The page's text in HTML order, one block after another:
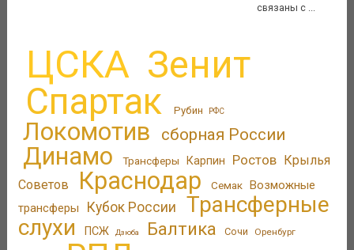
связаны с ...
ЦСКА Зенит
Спартак Рубин РФС
Локомотив сборная России
Динамо Трансферы Карпин Ростов
Крылья
Советов
Краснодар Семак
Возможные
трансферы
Кубок России
Трансферные
слухи
ПСЖ Дзюба Балтика Сочи Оренбург